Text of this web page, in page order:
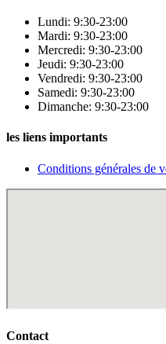
Lundi: 9:30-23:00
Mardi: 9:30-23:00
Mercredi: 9:30-23:00
Jeudi: 9:30-23:00
Vendredi: 9:30-23:00
Samedi: 9:30-23:00
Dimanche: 9:30-23:00
les liens importants
Conditions générales de
Contact